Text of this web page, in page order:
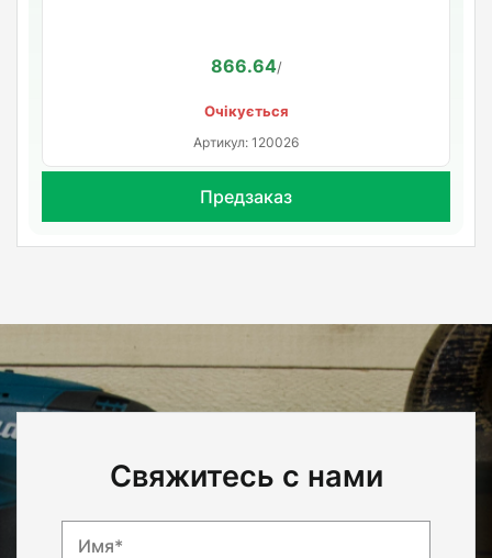
866.64/
Очікується
Артикул: 120026
Предзаказ
Свяжитесь с нами
Имя*